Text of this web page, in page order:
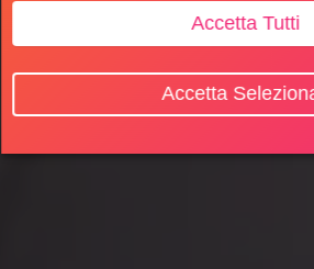
Accetta Tutti
Accetta